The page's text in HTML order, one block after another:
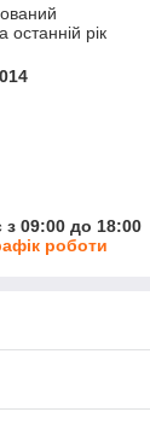
останній рік
09:00 до 18:00
роботи